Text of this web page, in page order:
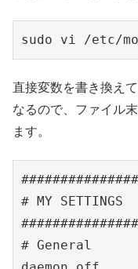
sudo vi /etc/
直接変数を書き換え
なるので、ファイル
ます。
# MY SETTINGS
# General